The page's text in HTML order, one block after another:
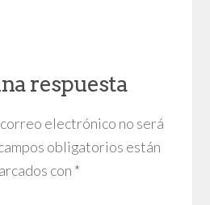
respuesta
electrónico no será
obligatorios están
con *